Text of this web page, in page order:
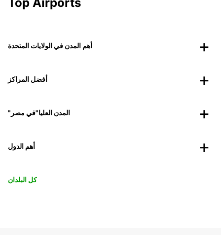
أهم المدن في الولايات المتحدة
أفضل المراكز
"المدن العليا"في مصر
أهم الدول
كل البلدان